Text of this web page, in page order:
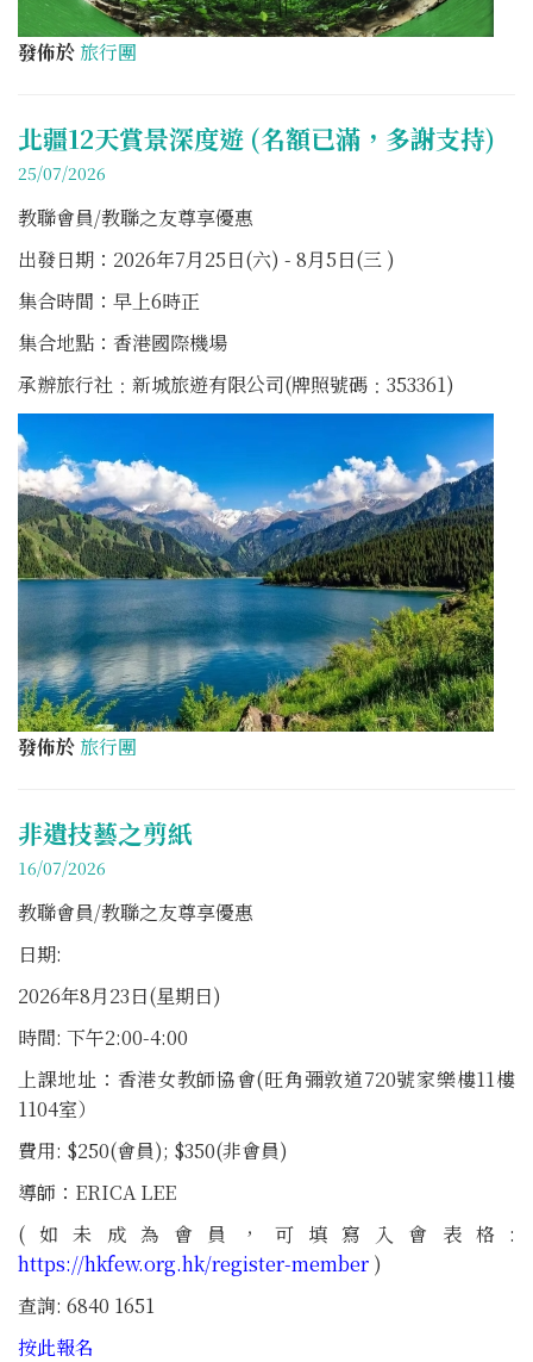
發佈於 旅行團
北疆12天賞景深度遊 (名額已滿，多謝支持)
25/07/2026
教聯會員/教聯之友尊享優惠
出發日期：2026年7月25日(六) - 8月5日(三 )
集合時間：早上6時正
集合地點：香港國際機場
承辦旅行社﹕新城旅遊有限公司(牌照號碼﹕353361)
發佈於 旅行團
非遺技藝之剪紙
16/07/2026
教聯會員/教聯之友尊享優惠
日期:
2026年8月23日(星期日)
時間: 下午2:00-4:00
上課地址：香港女教師協會(旺角彌敦道720號家樂樓11樓
1104室）
費用: $250(會員); $350(非會員)
導師：ERICA LEE
(如未成為會員，可填寫入會表格:
https://hkfew.org.hk/register-member )
查詢: 6840 1651
按此報名